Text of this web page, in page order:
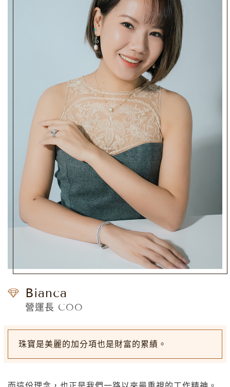
感。我們注重每一個細節，將客戶的想法和期望融入到
設計當中，並通過精湛的工藝和嚴格的品質控制，確保
每一件產品都是優秀的。
在我們的眼中，每個客戶都是獨一無二的，每件珠寶都
是與眾不同的。我們希望能夠讓更多的人了解到我們的
品牌，並在這裡找到屬於自己的珠寶。
Bianca
營運長 COO
珠寶是美麗的加分項也是財富的累績。